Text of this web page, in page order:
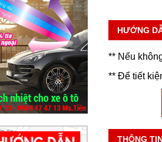
HƯỚNG
** Nếu
** Để tiết
THÔNG